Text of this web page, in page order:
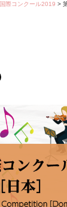
国際コンクール2019 >